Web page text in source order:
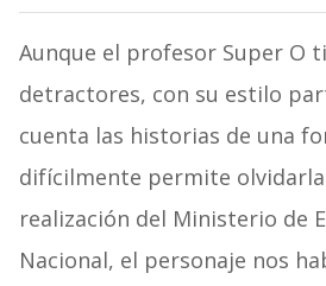
Aunque el profesor Super O
detractores, con su estilo
cuenta las historias de una
difícilmente permite
realización del Ministerio de
Nacional, el personaje nos